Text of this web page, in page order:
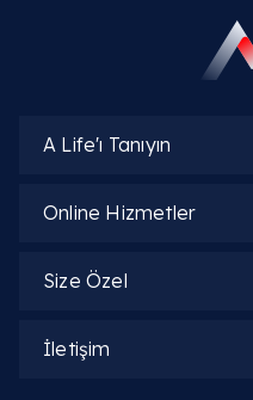
A Life'ı Tanıyın
Online Hizmetler
Size Özel
İletişim